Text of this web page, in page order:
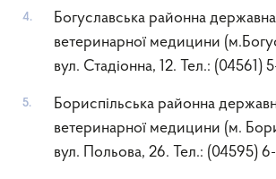
Богуславська районна державна
ветеринарної медицини
вул. Стадіонна, 12. Тел.: (04561)
Бориспільська районна
ветеринарної медицини (м.
вул. Польова, 26. Тел.: (04595)